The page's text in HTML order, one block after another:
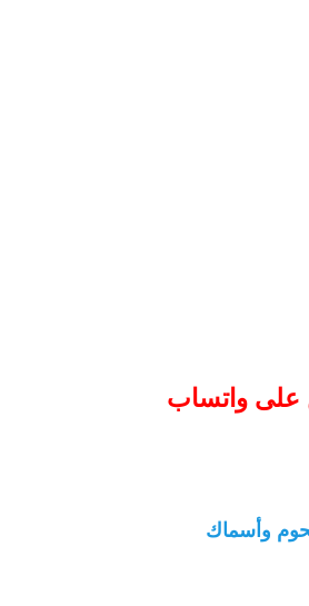
على واتساب
وأسماك